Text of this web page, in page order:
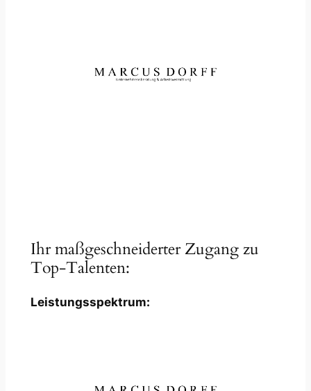
Ihr maßgeschneiderter Zugang zu
Top-Talenten:
Leistungsspektrum: